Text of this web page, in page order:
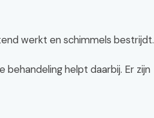
werkt en schimmels bestrijdt.
behandeling helpt daarbij. Er zijn